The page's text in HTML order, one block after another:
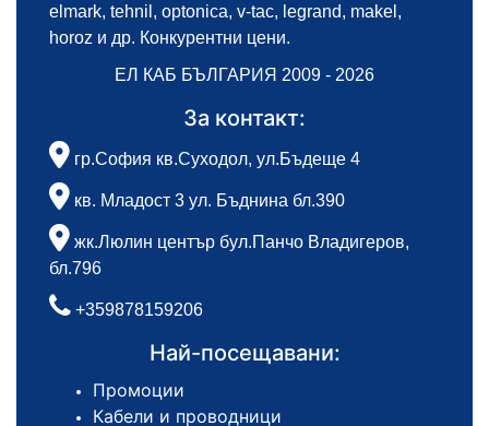
elmark, tehnil, optonica, v-tac, legrand, makel,
horoz и др. Конкурентни цени.
ЕЛ КАБ БЪЛГАРИЯ 2009 - 2026
За контакт:
гр.София кв.Суходол, ул.Бъдеще 4
кв. Младост 3 ул. Бъднина бл.390
жк.Люлин център бул.Панчо Владигеров,
бл.796
+359878159206
Най-посещавани:
Промоции
Кабели и проводници